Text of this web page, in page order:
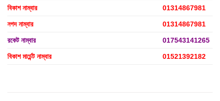
বিকাশ নাম্বার 01314867981
নগদ নাম্বার 01314867981
রকেট নাম্বার 017543141265
বিকাশ মার্চেন্ট নাম্বার 01521392182